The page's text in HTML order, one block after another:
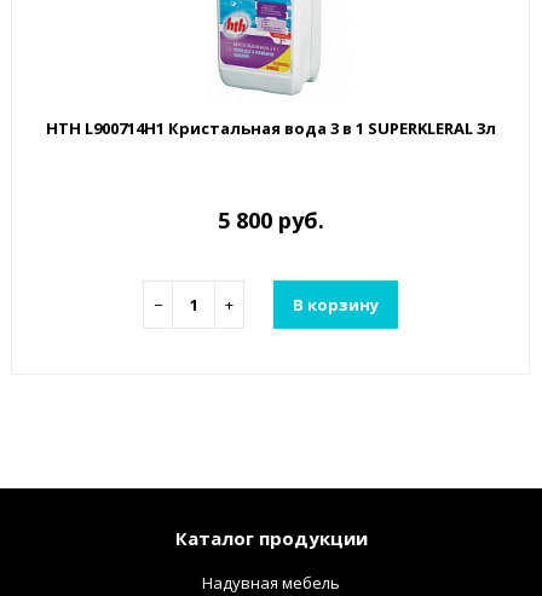
HTH L900714H1 Кристальная вода 3 в 1 SUPERKLERAL 3л
5 800 руб.
− + В корзину
Каталог продукции
Надувная мебель